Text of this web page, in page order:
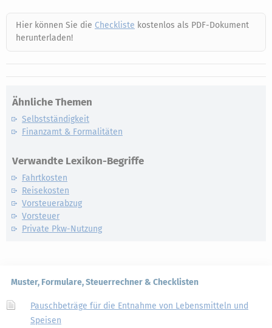
Hier können Sie die Checkliste kostenlos als PDF-Dokument
herunterladen!
Ähnliche Themen
Selbstständigkeit
Finanzamt & Formalitäten
Verwandte Lexikon-Begriffe
Fahrtkosten
Reisekosten
Vorsteuerabzug
Vorsteuer
Private Pkw-Nutzung
Muster, Formulare, Steuerrechner & Checklisten
Pauschbeträge für die Entnahme von Lebensmitteln und
Speisen